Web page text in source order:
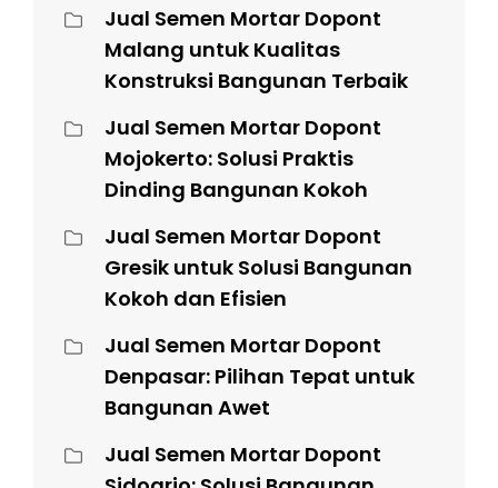
Jual Semen Mortar Dopont
Malang untuk Kualitas
Konstruksi Bangunan Terbaik
Jual Semen Mortar Dopont
Mojokerto: Solusi Praktis
Dinding Bangunan Kokoh
Jual Semen Mortar Dopont
Gresik untuk Solusi Bangunan
Kokoh dan Efisien
Jual Semen Mortar Dopont
Denpasar: Pilihan Tepat untuk
Bangunan Awet
Jual Semen Mortar Dopont